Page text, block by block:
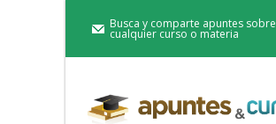
Busca y comparte apuntes sobre
cualquier curso o materia